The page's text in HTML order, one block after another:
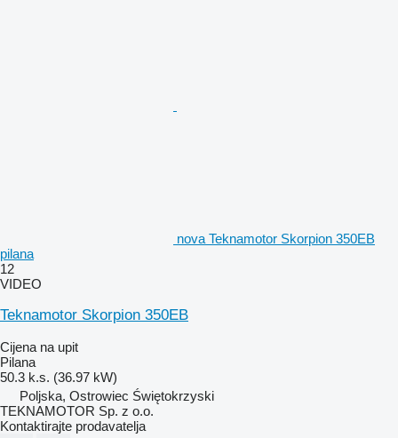
nova Teknamotor Skorpion 350EB
pilana
12
VIDEO
Teknamotor Skorpion 350EB
Cijena na upit
Pilana
50.3 k.s. (36.97 kW)
Poljska, Ostrowiec Świętokrzyski
TEKNAMOTOR Sp. z o.o.
Kontaktirajte prodavatelja